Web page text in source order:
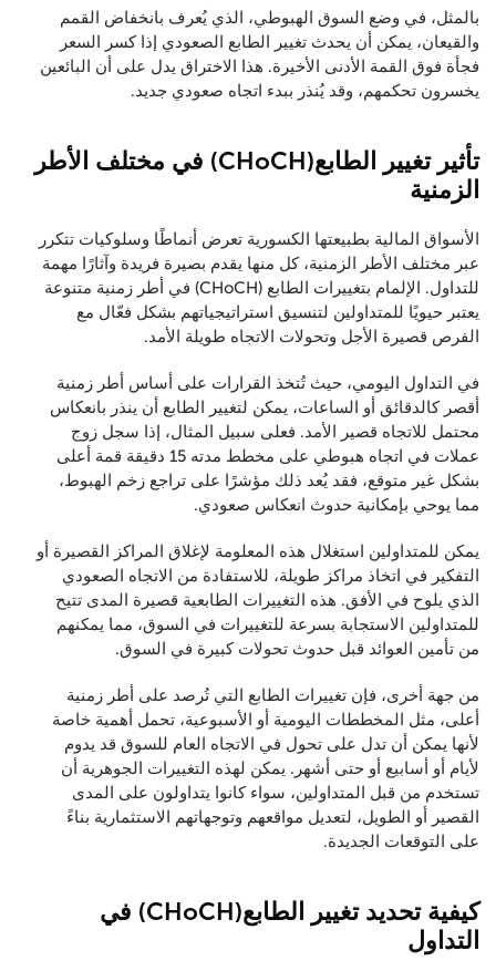
بالمثل، في وضع السوق الهبوطي، الذي يُعرف بانخفاض القمم
والقيعان، يمكن أن يحدث تغيير الطابع الصعودي إذا كسر السعر
فجأة فوق القمة الأدنى الأخيرة. هذا الاختراق يدل على أن البائعين
يخسرون تحكمهم، وقد يُنذر ببدء اتجاه صعودي جديد.
تأثير تغيير الطابع(CHoCH) في مختلف الأطر
الزمنية
الأسواق المالية بطبيعتها الكسورية تعرض أنماطًا وسلوكيات تتكرر
عبر مختلف الأطر الزمنية، كل منها يقدم بصيرة فريدة وآثارًا مهمة
للتداول. الإلمام بتغييرات الطابع (CHoCH) في أطر زمنية متنوعة
يعتبر حيويًا للمتداولين لتنسيق استراتيجياتهم بشكل فعّال مع
الفرص قصيرة الأجل وتحولات الاتجاه طويلة الأمد.
في التداول اليومي، حيث تُتخذ القرارات على أساس أطر زمنية
أقصر كالدقائق أو الساعات، يمكن لتغيير الطابع أن ينذر بانعكاس
محتمل للاتجاه قصير الأمد. فعلى سبيل المثال، إذا سجل زوج
عملات في اتجاه هبوطي على مخطط مدته 15 دقيقة قمة أعلى
بشكل غير متوقع، فقد يُعد ذلك مؤشرًا على تراجع زخم الهبوط،
مما يوحي بإمكانية حدوث انعكاس صعودي.
يمكن للمتداولين استغلال هذه المعلومة لإغلاق المراكز القصيرة أو
التفكير في اتخاذ مراكز طويلة، للاستفادة من الاتجاه الصعودي
الذي يلوح في الأفق. هذه التغييرات الطابعية قصيرة المدى تتيح
للمتداولين الاستجابة بسرعة للتغييرات في السوق، مما يمكنهم
من تأمين العوائد قبل حدوث تحولات كبيرة في السوق.
من جهة أخرى، فإن تغييرات الطابع التي تُرصد على أطر زمنية
أعلى، مثل المخططات اليومية أو الأسبوعية، تحمل أهمية خاصة
لأنها يمكن أن تدل على تحول في الاتجاه العام للسوق قد يدوم
لأيام أو أسابيع أو حتى أشهر. يمكن لهذه التغييرات الجوهرية أن
تستخدم من قبل المتداولين، سواء كانوا يتداولون على المدى
القصير أو الطويل، لتعديل مواقعهم وتوجهاتهم الاستثمارية بناءً
على التوقعات الجديدة.
كيفية تحديد تغيير الطابع(CHoCH) في
التداول